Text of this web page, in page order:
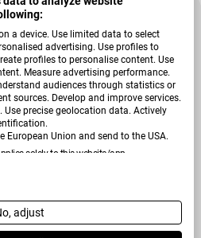
a device. Use limited data to select
advertising. Use profiles to
profiles to personalise content. Use
Measure advertising performance.
audiences through statistics or
sources. Develop and improve services.
precise geolocation data. Actively
European Union and send to the USA.
solely to this website/app.
purposes:
adjust